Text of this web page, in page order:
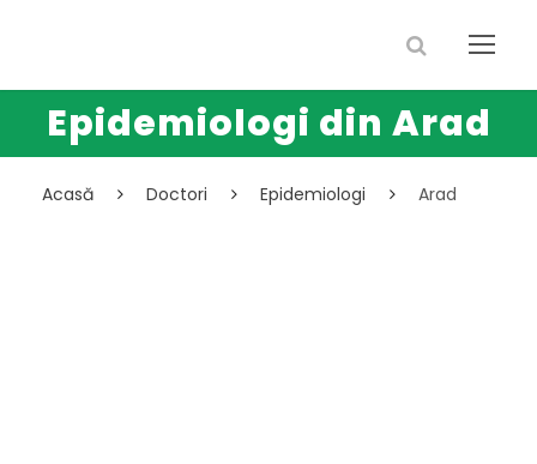
Epidemiologi din Arad
Acasă Doctori Epidemiologi Arad